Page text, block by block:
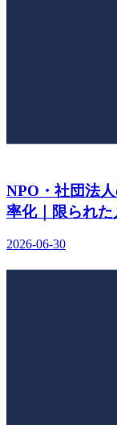
NPO・社団法
率化｜限られ
2026-06-30